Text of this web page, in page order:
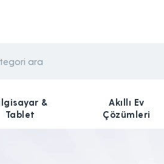
&
Tablet
Akıllı Ev
Çözümleri